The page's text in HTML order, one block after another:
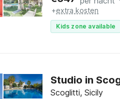
+extra kosten
Kids zone available
Studio in
Scoglitti, Sicily